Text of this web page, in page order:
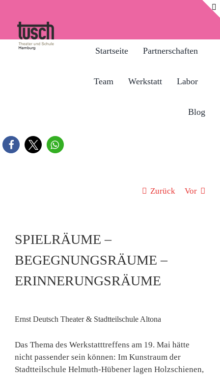
springen
Startseite Partnerschaften
Team Werkstatt Labor
Blog
Zurück Vor
SPIELRÄUME –
BEGEGNUNGSRÄUME –
ERINNERUNGSRÄUME
Ernst Deutsch Theater & Stadtteilschule Altona
Das Thema des Werkstatttreffens am 19. Mai hätte
nicht passender sein können: Im Kunstraum der
Stadtteilschule Helmuth-Hübener lagen Holzschienen,